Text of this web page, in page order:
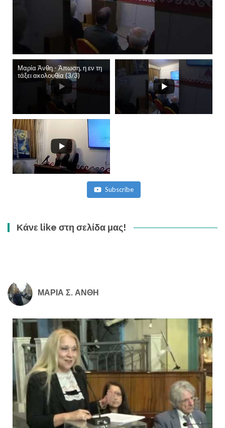
Μαρία Άνθη - Άπωση, η εν τη
τάξει ακολουθία (3/3)
Subscribe
Κάνε like στη σελίδα μας!
ΜΑΡΙΑ Σ. ΑΝΘΗ